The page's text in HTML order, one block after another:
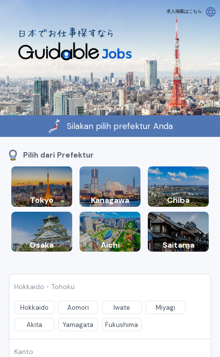
求人掲載はこちら language
Silakan pilih prefektur Anda
Pilih dari Prefektur
Tokyo Kanagawa Chiba
Osaka Aichi Saitama
Hokkaido・Tohoku
Hokkaido Aomori Iwate Miyagi
Akita Yamagata Fukushima
Kanto